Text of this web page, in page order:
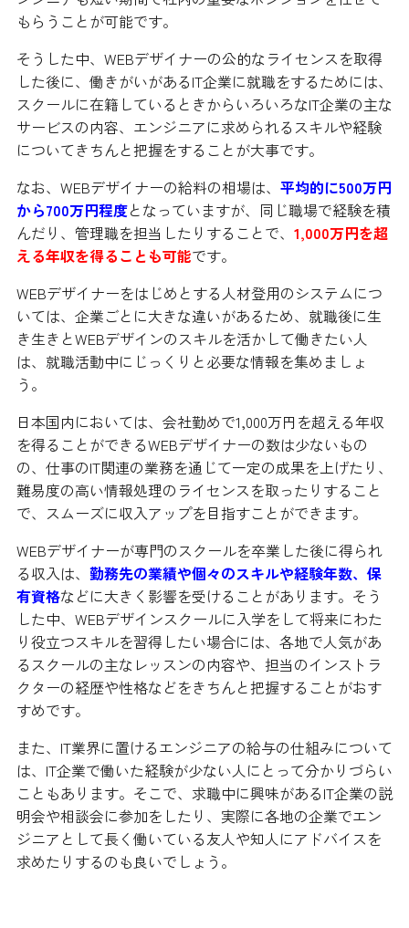
もらうことが可能です。
そうした中、WEBデザイナーの公的なライセンスを取得
した後に、働きがいがあるIT企業に就職をするためには、
スクールに在籍しているときからいろいろなIT企業の主な
サービスの内容、エンジニアに求められるスキルや経験
についてきちんと把握をすることが大事です。
なお、WEBデザイナーの給料の相場は、 平均的に500万円
から700万円程度となっていますが、同じ職場で経験を積
んだり、管理職を担当したりすることで、 1,000万円を超
える年収を得ることも可能です。
WEBデザイナーをはじめとする人材登用のシステムにつ
いては、企業ごとに大きな違いがあるため、就職後に生
き生きとWEBデザインのスキルを活かして働きたい人
は、就職活動中にじっくりと必要な情報を集めましょ
う。
日本国内においては、会社勤めで1,000万円を超える年収
を得ることができるWEBデザイナーの数は少ないもの
の、仕事のIT関連の業務を通じて一定の成果を上げたり、
難易度の高い情報処理のライセンスを取ったりすること
で、スムーズに収入アップを目指すことができます。
WEBデザイナーが専門のスクールを卒業した後に得られ
る収入は、 勤務先の業績や個々のスキルや経験年数、保
有資格などに大きく影響を受けることがあります。そう
した中、WEBデザインスクールに入学をして将来にわた
り役立つスキルを習得したい場合には、各地で人気があ
るスクールの主なレッスンの内容や、担当のインストラ
クターの経歴や性格などをきちんと把握することがおす
すめです。
また、IT業界に置けるエンジニアの給与の仕組みについて
は、IT企業で働いた経験が少ない人にとって分かりづらい
こともあります。そこで、求職中に興味があるIT企業の説
明会や相談会に参加をしたり、実際に各地の企業でエン
ジニアとして長く働いている友人や知人にアドバイスを
求めたりするのも良いでしょう。